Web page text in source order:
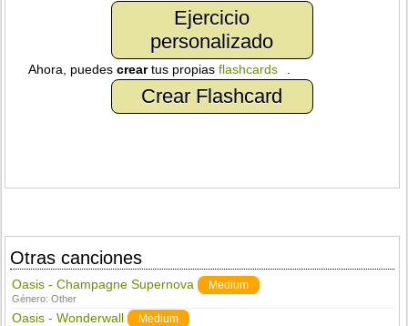
Ejercicio
personalizado
Ahora, puedescreartus propiasflashcards
Crear Flashcard
Otras canciones
Oasis - Champagne Supernova Medium
Género:Other
Oasis - Wonderwall Medium